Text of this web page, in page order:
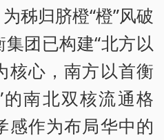
秭归脐橙“橙”风破
团已构建“北方以
核心，南方以首衡
南北双核流通格
感作为布局华中的